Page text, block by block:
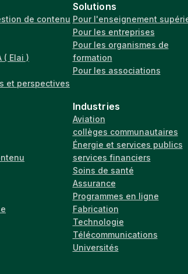
de contenu
( Elai )
et perspectives
Solutions
Pour l'enseignement
Pour les entreprises
Pour les organismes de
formation
Pour les associations
Industries
Aviation
collèges communautaires
Énergie et services publics
services financiers
Soins de santé
Assurance
Programmes en ligne
Fabrication
Technologie
Télécommunications
Universités